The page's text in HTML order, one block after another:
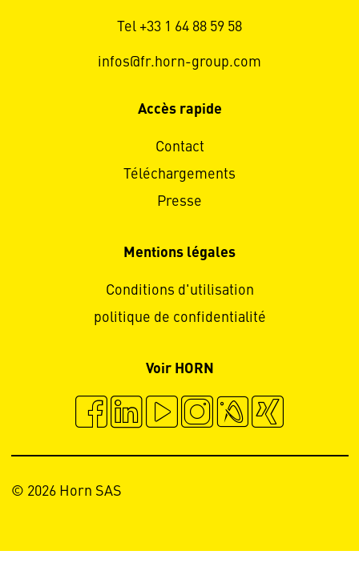
Tel +33 1 64 88 59 58
infos@fr.horn-group.com
Accès rapide
Contact
Téléchargements
Presse
Mentions légales
Conditions d'utilisation
politique de confidentialité
Voir HORN
© 2026 Horn SAS